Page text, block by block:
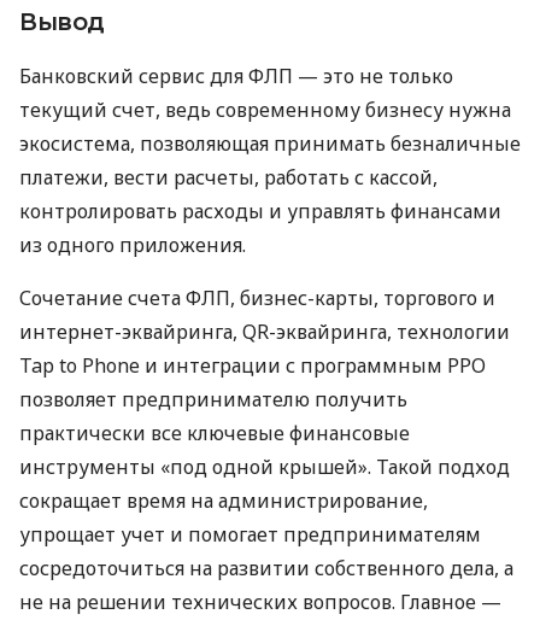
Вывод
Банковский сервис для ФЛП — это не только
текущий счет, ведь современному бизнесу нужна
экосистема, позволяющая принимать безналичные
платежи, вести расчеты, работать с кассой,
контролировать расходы и управлять финансами
из одного приложения.
Сочетание счета ФЛП, бизнес-карты, торгового и
интернет-эквайринга, QR-эквайринга, технологии
Tap to Phone и интеграции с программным РРО
позволяет предпринимателю получить
практически все ключевые финансовые
инструменты «под одной крышей». Такой подход
сокращает время на администрирование,
упрощает учет и помогает предпринимателям
сосредоточиться на развитии собственного дела, а
не на решении технических вопросов. Главное —